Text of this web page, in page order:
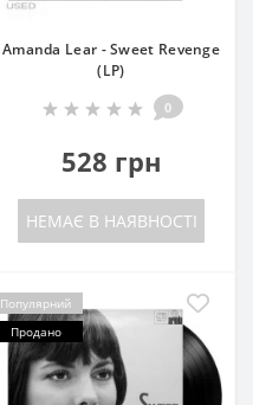
Amanda Lear - Sweet Revenge
(LP)
0
528 грн
НЕМАЄ В НАЯВНОСТІ
Популярний
Продано